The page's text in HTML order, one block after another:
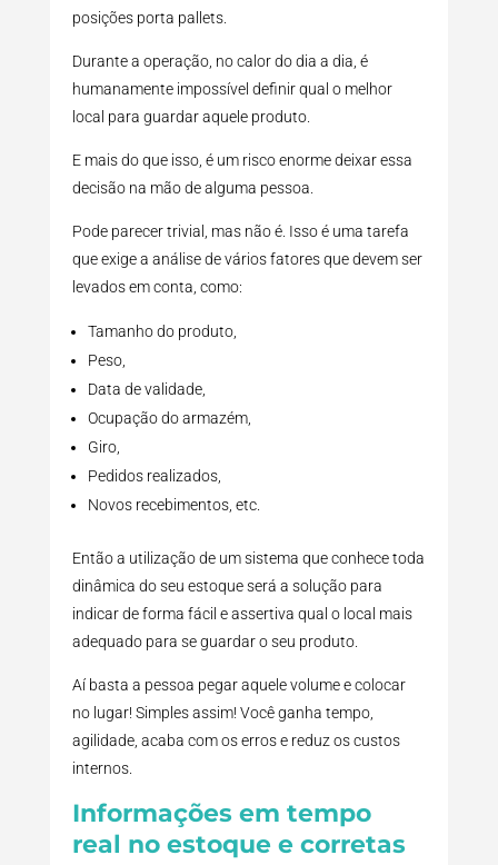
posições porta pallets.
Durante a operação, no calor do dia a dia, é
humanamente impossível definir qual o melhor
local para guardar aquele produto.
E mais do que isso, é um risco enorme deixar essa
decisão na mão de alguma pessoa.
Pode parecer trivial, mas não é. Isso é uma tarefa
que exige a análise de vários fatores que devem ser
levados em conta, como:
Tamanho do produto,
Peso,
Data de validade,
Ocupação do armazém,
Giro,
Pedidos realizados,
Novos recebimentos, etc.
Então a utilização de um sistema que conhece toda
dinâmica do seu estoque será a solução para
indicar de forma fácil e assertiva qual o local mais
adequado para se guardar o seu produto.
Aí basta a pessoa pegar aquele volume e colocar
no lugar! Simples assim! Você ganha tempo,
agilidade, acaba com os erros e reduz os custos
internos.
Informações em tempo
real no estoque e corretas